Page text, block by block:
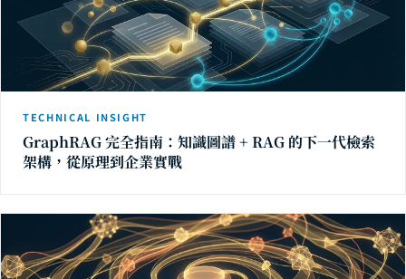
TECHNICAL INSIGHT
GraphRAG 完全指南：知識圖譜 + RAG 的下一代檢索
架構，從原理到企業實戰